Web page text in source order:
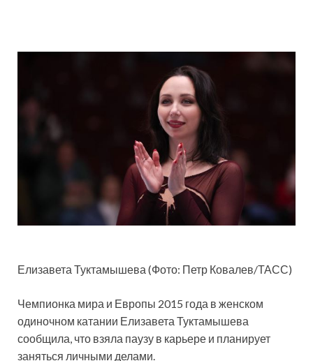
Елизавета Туктамышева (Фото: Петр Ковалев/ТАСС)
Чемпионка мира и Европы 2015 года в женском
одиночном катании Елизавета Туктамышева
сообщила, что взяла паузу в карьере и планирует
заняться личными делами.